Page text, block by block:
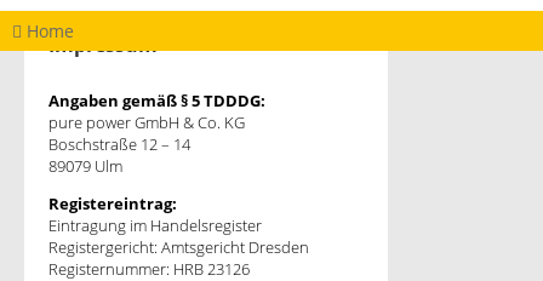
Home
Impressum
Angaben gemäß § 5 TDDDG:
pure power GmbH & Co. KG
Boschstraße 12 – 14
89079 Ulm
Registereintrag:
Eintragung im Handelsregister
Registergericht: Amtsgericht Dresden
Registernummer: HRB 23126